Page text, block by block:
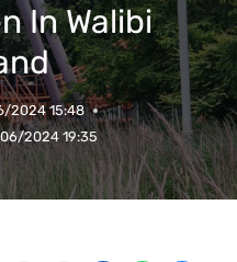
In Walibi
2024 15:48
2024 19:35